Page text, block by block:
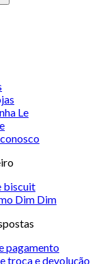
Le
biscuit
Dim Dim
pagamento
troca e devolução